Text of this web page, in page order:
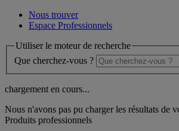
Nous trouver
Espace Professionnels
Utiliser le moteur de recherche
Que cherchez-vous ?
chargement en cours...
Nous n'avons pas pu charger les résultats de
Produits professionnels